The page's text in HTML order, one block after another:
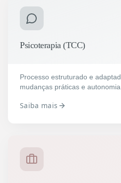
Psicoterapia (TCC)
Processo estruturado e
mudanças práticas e
Saiba mais